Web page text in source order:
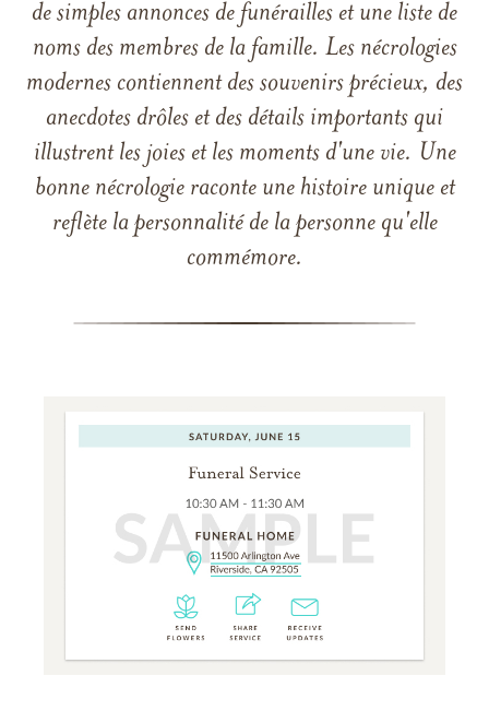
de simples annonces de funérailles et une liste de
noms des membres de la famille. Les nécrologies
modernes contiennent des souvenirs précieux, des
anecdotes drôles et des détails importants qui
illustrent les joies et les moments d'une vie. Une
bonne nécrologie raconte une histoire unique et
reflète la personnalité de la personne qu'elle
commémore.